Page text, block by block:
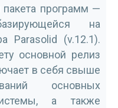
программ —
на
Parasolid (v.12.1).
основной релиз
в себя свыше
основных
а также